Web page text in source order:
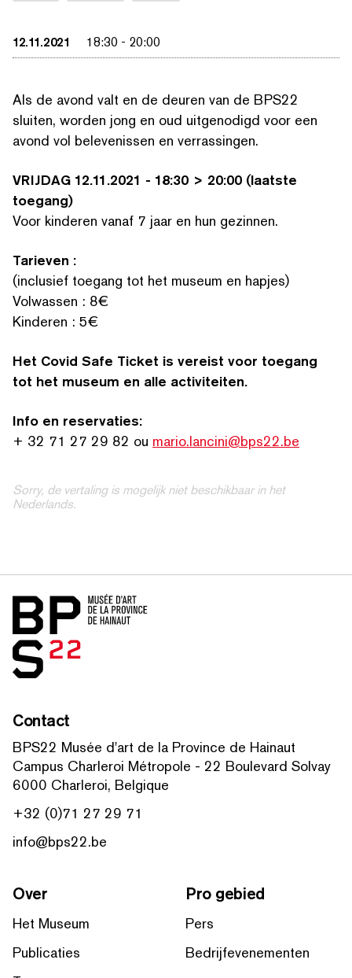
12.11.2021 18:30 - 20:00
Als de avond valt en de deuren van de BPS22
sluiten, worden jong en oud uitgenodigd voor een
avond vol belevenis­sen en verrassingen.
VRIJDAG 12.11.2021 - 18:30 > 20:00 (laatste
toegang)
Voor kinderen vanaf 7 jaar en hun gezinnen.
Tarieven :
(inclusief toegang tot het museum en hapjes)
Volwassen : 8€
Kinderen : 5€
Het Covid Safe Ticket is vereist voor toegang
tot het museum en alle activiteiten.
Info en reservaties:
+ 32 71 27 29 82 ou mario.lancini@bps22.be
Sorry, de vertaling is mogelijk niet beschikbaar in het
Nederlands.
Home
Contact
BPS22 Musée d'art de la Province de Hainaut
Campus Charleroi Métropole - 22 Boulevard Solvay
6000 Charleroi, Belgique
+32 (0)71 27 29 71
info@bps22.be
Over
Het Museum
Publicaties
Pro gebied
Pers
Bedrijfevenementen